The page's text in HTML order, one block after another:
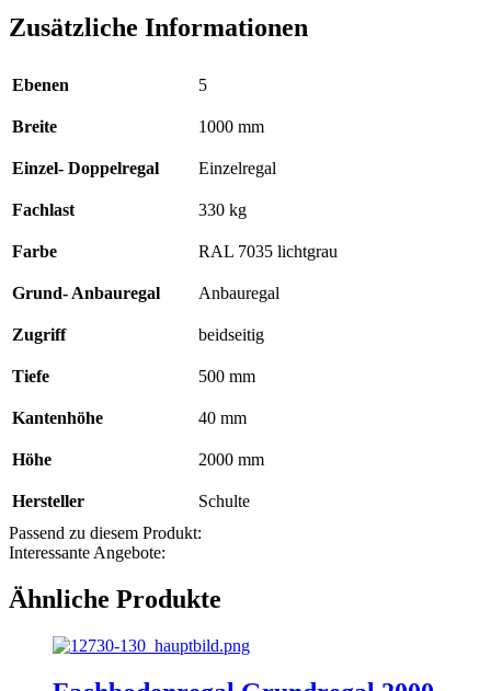
Typ
RAL
lichtgrau;
Menge
Zusätzliche Informationen
Ebenen 5
Breite 1000 mm
Einzel- Doppelregal Einzelregal
Fachlast 330 kg
Farbe RAL 7035 lichtgrau
Grund- Anbauregal Anbauregal
Zugriff beidseitig
Tiefe 500 mm
Kantenhöhe 40 mm
Höhe 2000 mm
Hersteller
Schulte
Passend zu diesem Produkt:
Interessante Angebote:
Ähnliche Produkte